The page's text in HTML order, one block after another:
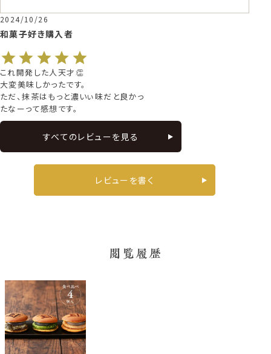
和菓子好き購入者
2024/10/26
これ開発した人天才👏
大変美味しかったです。
ただ、抹茶はもっと濃いぃ味だと良かっ
たなーって感想です。
すべてのレビューを見る
レビューを書く
閲覧履歴